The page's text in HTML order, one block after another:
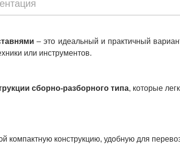
– это идеальный и практичный
или инструментов.
сборно-разборного типа, которые
компактную конструкцию, удобную для